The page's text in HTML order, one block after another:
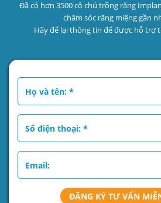
Đã có hơn 3500 cô chú trồng răng
chăm sóc răng miệng gần
Hãy để lại thông tin để được hỗ trợ
ĐĂNG KÝ TƯ VẤN